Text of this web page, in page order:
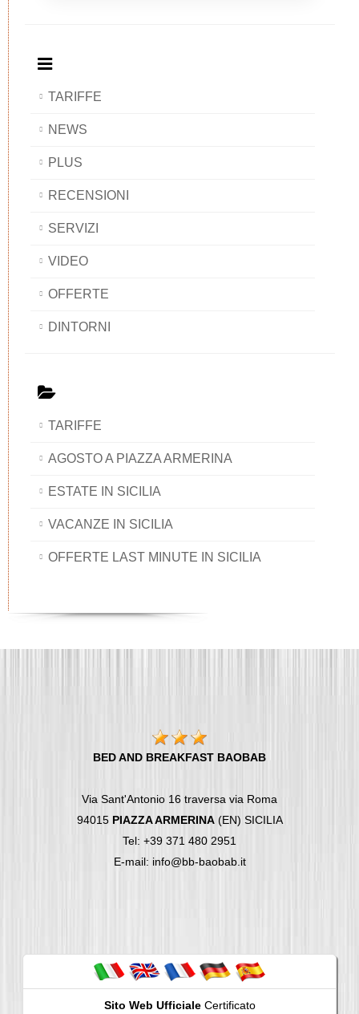
TARIFFE
NEWS
PLUS
RECENSIONI
SERVIZI
VIDEO
OFFERTE
DINTORNI
TARIFFE
AGOSTO A PIAZZA ARMERINA
ESTATE IN SICILIA
VACANZE IN SICILIA
OFFERTE LAST MINUTE IN SICILIA
BED AND BREAKFAST BAOBAB
Via Sant'Antonio 16 traversa via Roma
94015 PIAZZA ARMERINA(EN) SICILIA
Tel: +39 371 480 2951
E-mail: info@bb-baobab.it
Sito Web UfficialeCertificato